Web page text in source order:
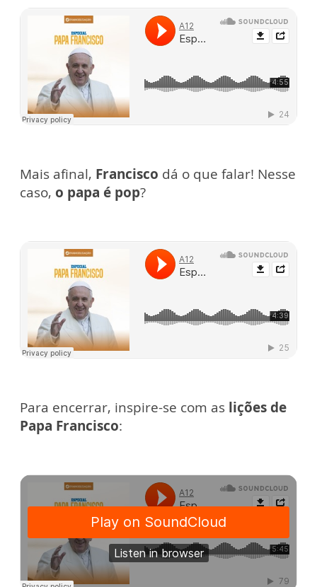
Mais afinal, Francisco dá o que falar! Nesse
caso, o papa é pop?
Para encerrar, inspire-se com as lições de
Papa Francisco: